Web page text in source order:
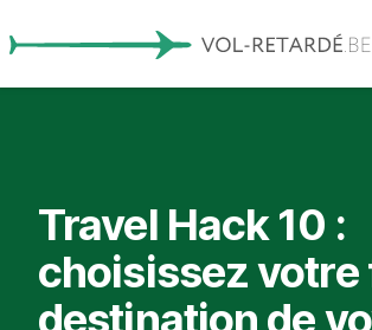
Travel Hack 10 :
choisissez votre
destination de